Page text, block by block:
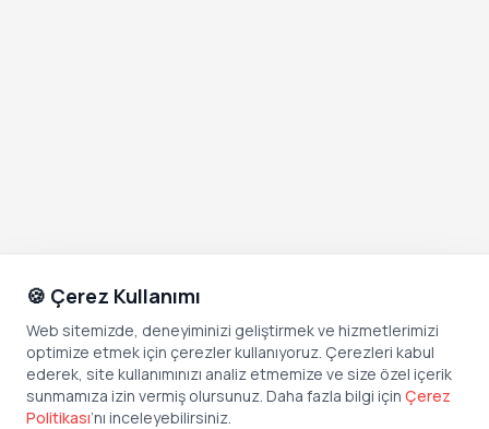
🍪 Çerez Kullanımı
Web sitemizde, deneyiminizi geliştirmek ve hizmetlerimizi
optimize etmek için çerezler kullanıyoruz. Çerezleri kabul
ederek, site kullanımınızı analiz etmemize ve size özel içerik
sunmamıza izin vermiş olursunuz. Daha fazla bilgi için Çerez
Politikası’nı inceleyebilirsiniz.